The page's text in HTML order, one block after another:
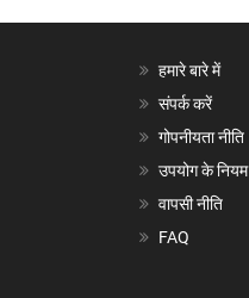
हमारे बारे में
संपर्क करें
गोपनीयता नीति
उपयोग के नियम
वापसी नीति
FAQ